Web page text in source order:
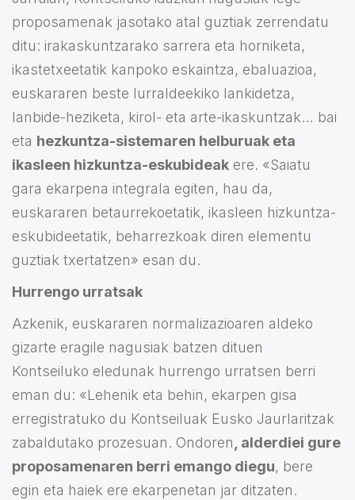
proposamenak jasotako atal guztiak zerrendatu
ditu: irakaskuntzarako sarrera eta horniketa,
ikastetxeetatik kanpoko eskaintza, ebaluazioa,
euskararen beste lurraldeekiko lankidetza,
lanbide-heziketa, kirol- eta arte-ikaskuntzak… bai
eta hezkuntza-sistemaren helburuak eta
ikasleen hizkuntza-eskubideak ere. «Saiatu
gara ekarpena integrala egiten, hau da,
euskararen betaurrekoetatik, ikasleen hizkuntza-
eskubideetatik, beharrezkoak diren elementu
guztiak txertatzen» esan du.
Hurrengo urratsak
Azkenik, euskararen normalizazioaren aldeko
gizarte eragile nagusiak batzen dituen
Kontseiluko eledunak hurrengo urratsen berri
eman du: «Lehenik eta behin, ekarpen gisa
erregistratuko du Kontseiluak Eusko Jaurlaritzak
zabaldutako prozesuan. Ondoren , alderdiei gure
proposamenaren berri emango diegu, bere
egin eta haiek ere ekarpenetan jar ditzaten.